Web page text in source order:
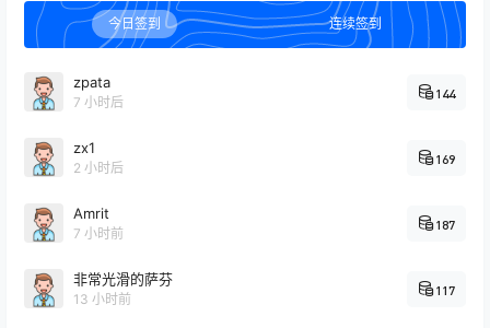
今日签到 连续签到
zpata
7 小时后
144
zx1
2 小时后
169
Amrit
7 小时前
187
非常光滑的萨芬
13 小时前
117